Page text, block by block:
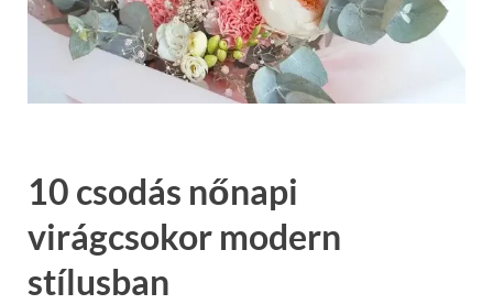
10 csodás nőnapi
virágcsokor modern
stílusban